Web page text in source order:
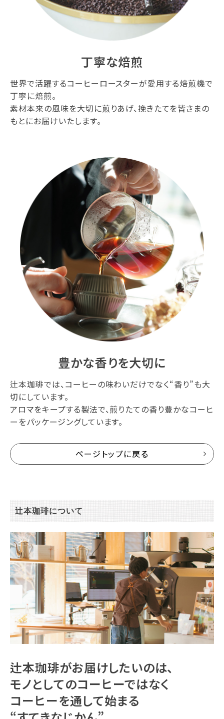
丁寧な焙煎
世界で活躍するコーヒーロースターが愛用する焙煎機で
丁寧に焙煎。
素材本来の風味を大切に煎りあげ、挽きたてを皆さまの
もとにお届けいたします。
豊かな香りを大切に
辻本珈琲では、コーヒーの味わいだけでなく“香り”も大
切にしています。
アロマをキープする製法で、煎りたての香り豊かなコーヒ
ーをパッケージングしています。
ページトップに戻る
辻本珈琲について
辻本珈琲がお届けしたいのは、
モノとしてのコーヒーではなく
コーヒーを通して始まる